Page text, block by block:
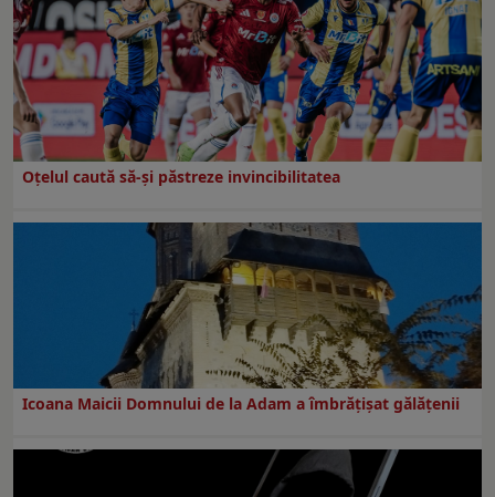
Oțelul caută să-și păstreze invincibilitatea
Icoana Maicii Domnului de la Adam a îmbrățișat gălățenii